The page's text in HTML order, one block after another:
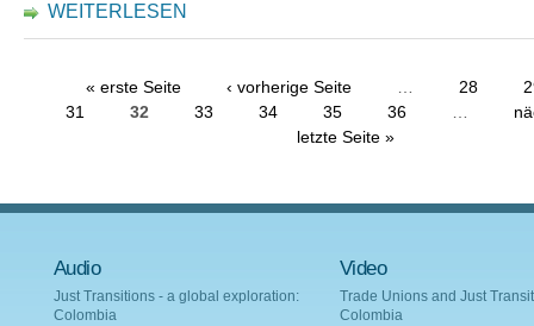
WEITERLESEN
« erste Seite ‹ vorherige Seite … 28
31
32 33 34 35 36 …
letzte Seite »
Audio
Just Transitions - a global exploration:
Colombia
Video
Trade Unions and Just
Colombia